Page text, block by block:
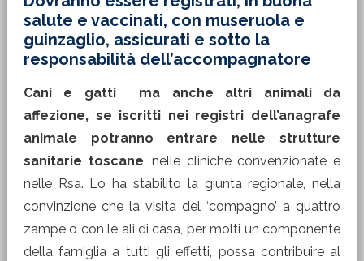
salute e vaccinati, con museruola e
guinzaglio, assicurati e sotto la
responsabilità dell’accompagnatore
Cani e gatti ma anche altri animali da
affezione, se iscritti nei registri dell’anagrafe
animale potranno entrare nelle strutture
sanitarie toscane, nelle cliniche convenzionate e
nelle Rsa. Lo ha stabilito la giunta regionale, nella
convinzione che la visita del ‘compagno’ a quattro
zampe o con le ali di casa, per molti un componente
della famiglia a tutti gli effetti, possa contribuire al